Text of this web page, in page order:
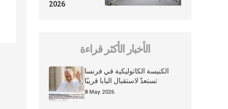
2026
الأخبار الأكثر قراءة
الكنيسة الكاثوليكية في فرنسا
تستعدّ لاستقبال البابا قريبًا
8 May 2026